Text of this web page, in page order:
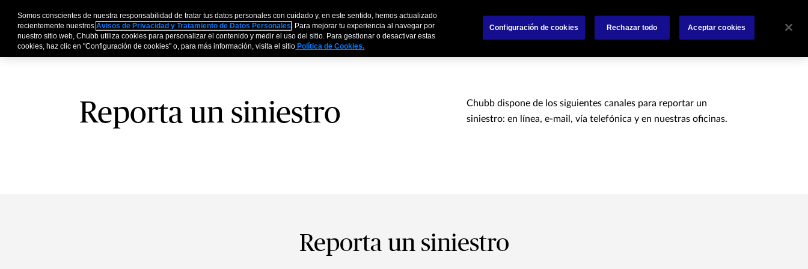
Personas y FamiliasEmpresas Agentes y Brokers Sobre nosotros
Reporta un siniestro
Chubb dispone de los siguientes canales para reportar un
siniestro: en línea, e-mail, vía telefónica y en nuestras oficinas.
Reporta un siniestro
Somos conscientes de nuestra responsabilidad de tratar tus datos personales con cuidado y, en este sentido, hemos actualizado
recientemente nuestrosAvisos de Privacidad y Tratamiento de Datos Personales. Para mejorar tu experiencia al navegar por
nuestro sitio web, Chubb utiliza cookies para personalizar el contenido y medir el uso del sitio. Para gestionar o desactivar estas
cookies, haz clic en "Configuración de cookies" o, para más información, visita el sitio Política de Cookies.
Configuración de cookies Rechazar todo Aceptar cookies